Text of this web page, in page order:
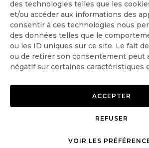
des technologies telles que les
et/ou accéder aux informations des
consentir à ces technologies nous
des données telles que le
ou les ID uniques sur ce site. Le fait
ou de retirer son consentement peut
négatif sur certaines caractéristiques
ACCEPTER
REFUSER
VOIR LES
Quotidienne
Hebdo
OK